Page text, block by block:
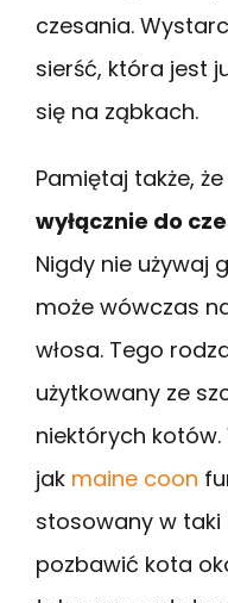
czesania.
sierść, która jest
się na ząbkach.
Pamiętaj także, że
wyłącznie do
Nigdy nie używaj
może wówczas
włosa. Tego
użytkowany ze
niektórych
jak maine coon
stosowany w
pozbawić kota